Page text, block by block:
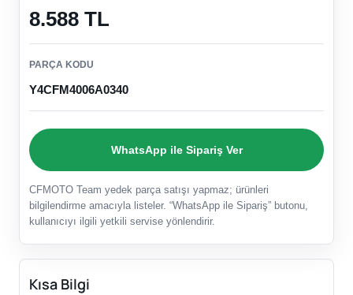
8.588 TL
PARÇA KODU
Y4CFM4006A0340
WhatsApp ile Sipariş Ver
CFMOTO Team yedek parça satışı yapmaz; ürünleri
bilgilendirme amacıyla listeler. “WhatsApp ile Sipariş” butonu,
kullanıcıyı ilgili yetkili servise yönlendirir.
Kısa Bilgi